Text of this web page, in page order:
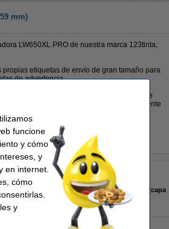
mm)
LW650XL PRO de nuestra marca 123tinta,
etiquetas de envío de gran tamaño para
de advertencia.
y bajas temperaturas, abrasión y 24 tipos de
las etiquetas se pegarán perfectamente
Acabado:
mate
Color:
blanco
polipropileno (capa
superior)
funcione
y cómo
y
en internet.
cómo
y